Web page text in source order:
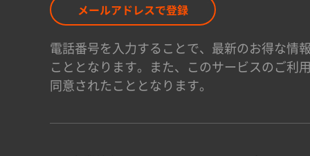
メールアドレスで登録
電話番号を入力することで、最新のお得な情
こととなります。また、このサービスのご利
同意されたこととなります。